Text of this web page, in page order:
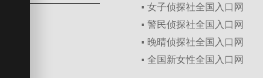
▪ 女子侦探社全国入口网
▪ 警民侦探社全国入口网
▪ 晚晴侦探社全国入口网
▪ 全国新女性全国入口网